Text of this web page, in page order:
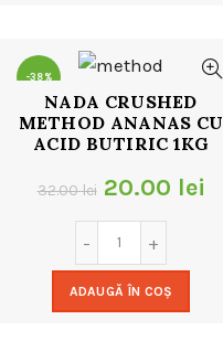
-38%
NADA CRUSHED
METHOD ANANAS CU
ACID BUTIRIC 1KG
32.00lei Prețul
inițial
a
fost:
20.00 lei
ADAUGĂ ÎN COȘ